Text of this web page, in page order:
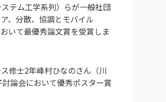
テム工学系列）らが一般社団
、分散、協調とモバイル
いて最優秀論文賞を受賞しま
修士2年峰村ひなのさん（川
論会において優秀ポスター賞